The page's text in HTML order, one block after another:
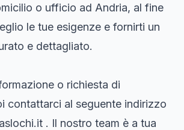
o ufficio ad Andria, al fine
le tue esigenze e fornirti un
e dettagliato.
o richiesta di
contattarci al seguente indirizzo
. Il nostro team è a tua